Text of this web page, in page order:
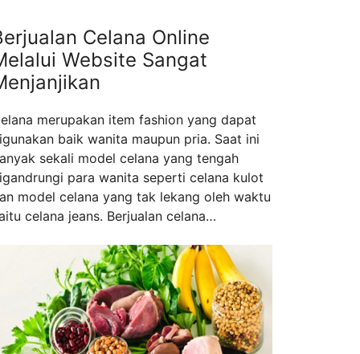
Celana Online
Website Sangat
merupakan item fashion yang dapat
baik wanita maupun pria. Saat ini
sekali model celana yang tengah
para wanita seperti celana kulot
model celana yang tak lekang oleh waktu
celana jeans. Berjualan celana
secara cepat. Namun harus tetap
strategi jitu agar dapat bersaing …
more